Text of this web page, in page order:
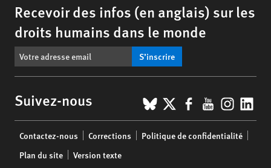
Recevoir des infos (en anglais) sur les
droits humains dans le monde
S’inscrire
Suivez-nous BlueSky
X Facebook
YouTube
menu
Contactez-nous Corrections
Politique de confidentialité
Plan du site
Version texte